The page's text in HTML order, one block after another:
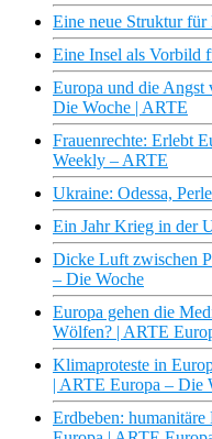
Eine neue Struktur
Eine Insel als Vorbild
Europa und die
Die Woche | ARTE
Frauenrechte: Erlebt
Weekly – ARTE
Ukraine: Odessa,
Ein Jahr Krieg in der
Dicke Luft zwischen
– Die Woche
Europa gehen die
Wölfen? | ARTE
Klimaproteste in
| ARTE Europa – Die
Erdbeben: